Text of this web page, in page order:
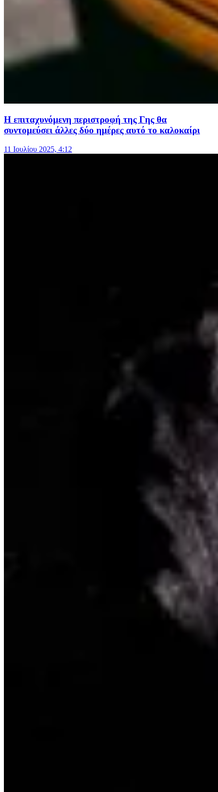
Η επιταχυνόμενη περιστροφή της Γης θα
συντομεύσει άλλες δύο ημέρες αυτό το καλοκαίρι
11 Ιουλίου 2025, 4:12